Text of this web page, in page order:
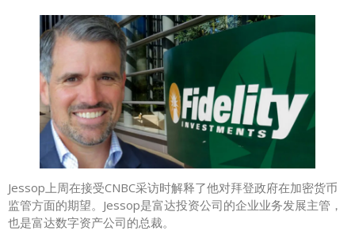
Jessop上周在接受CNBC采访时解释了他对拜登政府在加密货币
监管方面的期望。Jessop是富达投资公司的企业业务发展主管，
也是富达数字资产公司的总裁。